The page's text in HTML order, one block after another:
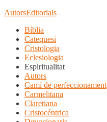
AutorsEditorials
Bíblia
Catequesi
Cristologia
Eclesiologia
Espiritualitat
Autors
Camí de perfeccionament
Carmelitana
Claretiana
Cristocéntrica